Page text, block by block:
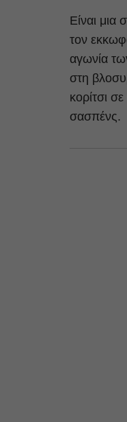
Είναι μια
τον
αγωνία
στη
κορίτσι
σασπένς.